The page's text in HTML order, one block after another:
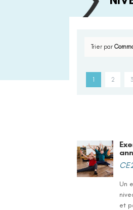
Trier par
1 2 3
Un
et